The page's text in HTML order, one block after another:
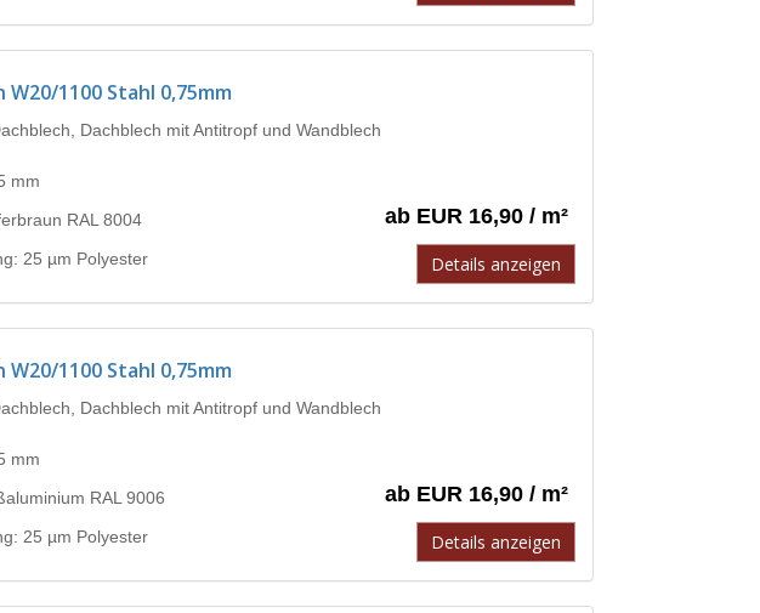
1100 Stahl 0,75mm
Dachblech mit Antitropf und Wandblech
mm
RAL 8004
25 µm Polyester
ab EUR 16,90 / m²
Details anzeigen
1100 Stahl 0,75mm
Dachblech mit Antitropf und Wandblech
mm
RAL 9006
25 µm Polyester
ab EUR 16,90 / m²
Details anzeigen